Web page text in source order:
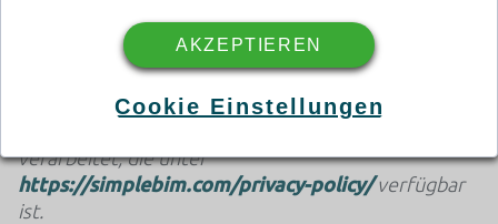
Ihre persönlichen Daten werden in
Übereinstimmung mit den Datenschutzrichtlinie des
verarbeitet, die unter
https://simplebim.com/privacy-policy/verfügbar
ist.
AKZEPTIEREN
Cookie Einstellungen